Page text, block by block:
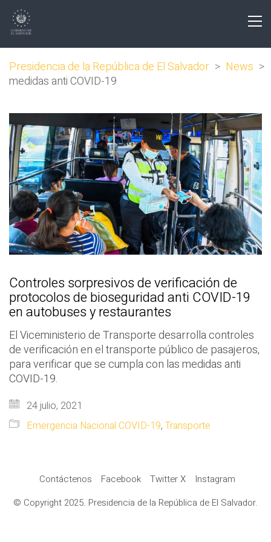
Presidencia de la República de El Salvador > News >
medidas anti COVID-19
Controles sorpresivos de verificación de
protocolos de bioseguridad anti COVID-19
en autobuses y restaurantes
El Viceministerio de Transporte desarrolla controles
de verificación en el transporte público de pasajeros,
para verificar que se cumpla con las medidas anti
COVID-19.
24 julio, 2021
Emergencia Nacional COVID-19, Transporte
Contáctenos Facebook Twitter X
Instagram
© Copyright 2025. Presidencia de la República de El Salvador.